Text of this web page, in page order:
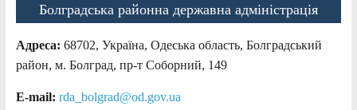
Болградська районна державна адміністрація
Адреса: 68702, Україна, Одеська область, Болградський
район, м. Болград, пр-т Соборний, 149
E-mail: rda_bolgrad@od.gov.ua